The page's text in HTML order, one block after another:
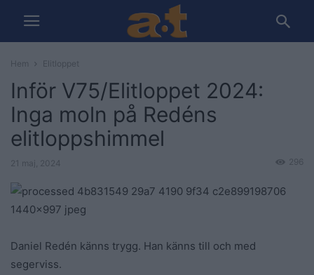
Hem Elitloppet
Inför V75/Elitloppet 2024:
Inga moln på Redéns
elitloppshimmel
21 maj, 2024 296
Daniel Redén känns trygg. Han känns till och med
segerviss.